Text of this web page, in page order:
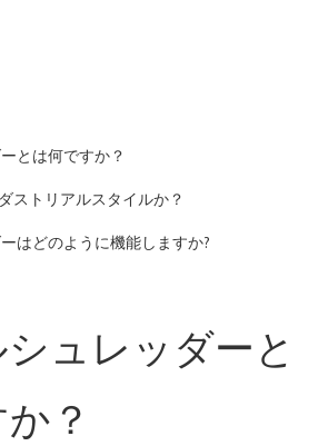
とは何ですか？
ストリアルスタイルか？
はどのように機能しますか?
ュレッダーと
？